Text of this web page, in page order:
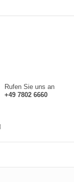
Rufen Sie uns an
+49 7802 6660